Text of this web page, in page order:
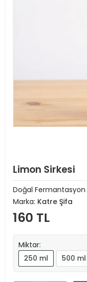
Limon Sirkesi
Doğal Fermantasyon
Marka: Katre Şifa
160 TL
Miktar:
250 ml
500 ml